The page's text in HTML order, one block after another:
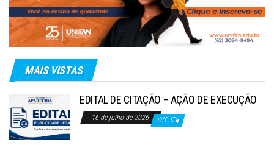
MAIS VISTAS
EDITAL DE CITAÇÃO – AÇÃO DE EXECUÇÃO
16 de julho de 2026 Off